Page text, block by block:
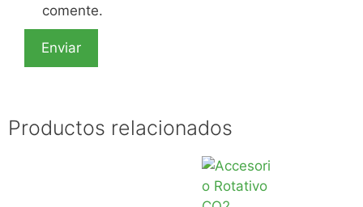
comente.
Productos relacionados